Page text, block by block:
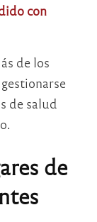
con
de los
de salud
de